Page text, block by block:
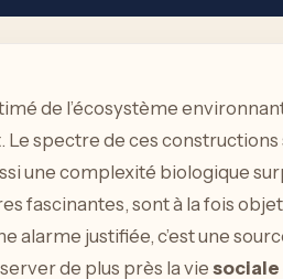
de l’écosystème
Le spectre de ces
une complexité biologique
fascinantes, sont à la fois
alarme justifiée, c’est une
de plus près la vie sociale